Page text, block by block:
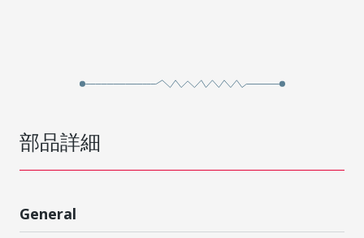
部品詳細
General